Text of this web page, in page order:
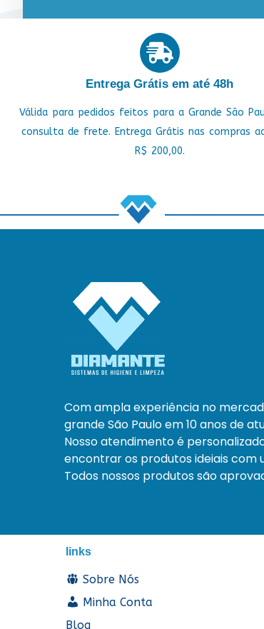
Entrega Grátis em até 48h
Válida para pedidos feitos para a Grande São
consulta de frete. Entrega Grátis nas compras
R$ 200,00.
Com ampla experiência no
grande São Paulo em 10 anos de
Nosso atendimento é
encontrar os produtos ideiais com
Todos nossos produtos são
links
Sobre Nós
Minha Conta
Blog